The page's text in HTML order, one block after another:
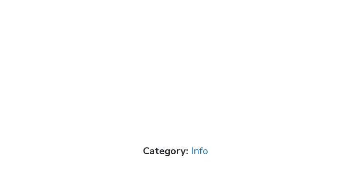
Category: Info